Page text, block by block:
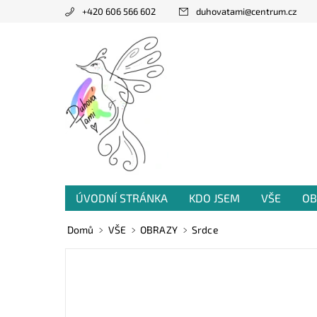
+420 606 566 602 duhovatami@centrum.cz
ÚVODNÍ STRÁNKA KDO JSEM VŠE
PRODANÁ TVORBA
VZKAZY OD VÁS
Domů VŠE OBRAZY Srdce